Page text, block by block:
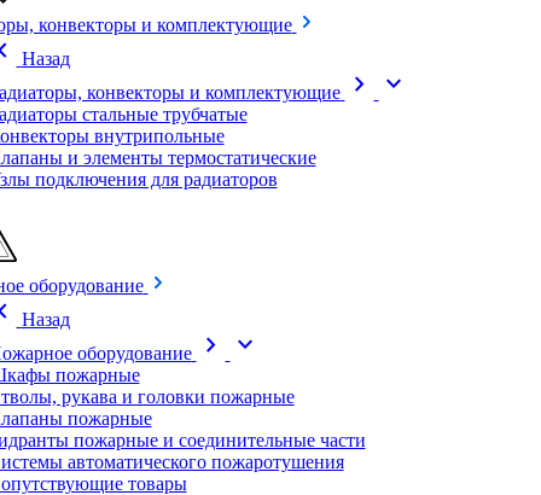
конвекторы и комплектующие
Назад
конвекторы и комплектующие
chevron_right expand_more
стальные трубчатые
внутрипольные
и элементы термостатические
подключения для радиаторов
оборудование
Назад
оборудование
chevron_right expand_more
пожарные
рукава и головки пожарные
пожарные
пожарные и соединительные части
автоматического пожаротушения
товары